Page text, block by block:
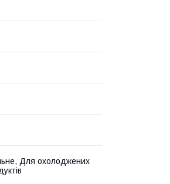
Для охолоджених